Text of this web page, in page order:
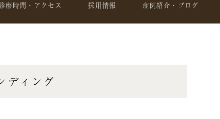
療時間・アクセス 採用情報 症例紹介・ブログ
ディング